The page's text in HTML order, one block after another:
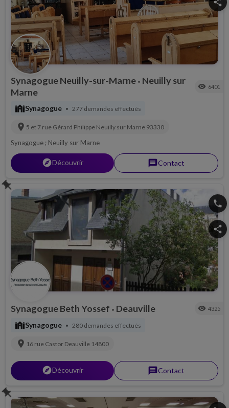
share
Synagogue Neuilly-sur-Marne • Neuilly sur
Marne
visibility 6401
synagogueSynagogue • 277 demandes effectués
location_on 5 et 7 rue Gérard Philippe Neuilly sur Marne 93330
Synagogue ; Neuilly sur Marne
explorerDécouvrir messageContact
phone
share
Synagogue Beth Yossef • Deauville visibility 4325
synagogueSynagogue • 280 demandes effectués
location_on 16 rue Castor Deauville 14800
explorerDécouvrir messageContact